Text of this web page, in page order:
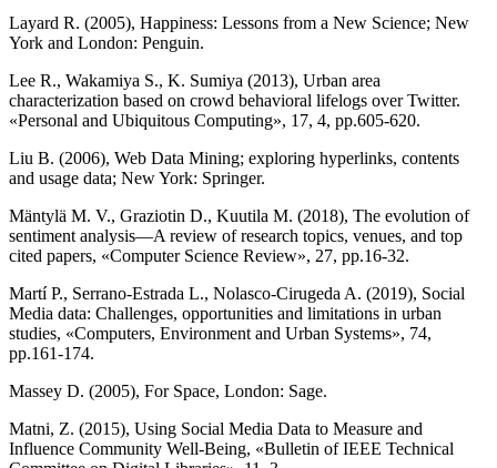
Layard R. (2005), Happiness: Lessons from a New Science; New
York and London: Penguin.
Lee R., Wakamiya S., K. Sumiya (2013), Urban area
characterization based on crowd behavioral lifelogs over Twitter.
«Personal and Ubiquitous Computing», 17, 4, pp.605-620.
Liu B. (2006), Web Data Mining; exploring hyperlinks, contents
and usage data; New York: Springer.
Mäntylä M. V., Graziotin D., Kuutila M. (2018), The evolution of
sentiment analysis—A review of research topics, venues, and top
cited papers, «Computer Science Review», 27, pp.16-32.
Martí P., Serrano-Estrada L., Nolasco-Cirugeda A. (2019), Social
Media data: Challenges, opportunities and limitations in urban
studies, «Computers, Environment and Urban Systems», 74,
pp.161-174.
Massey D. (2005), For Space, London: Sage.
Matni, Z. (2015), Using Social Media Data to Measure and
Influence Community Well-Being, «Bulletin of IEEE Technical